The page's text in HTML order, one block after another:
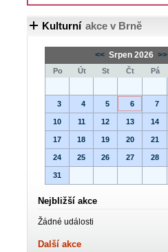
Kulturní akce v Brně
<< Srpen 2026 >>
Po Út St Čt Pá
3 4 5 6 7
10 11 12 13 14
17 18 19 20 21
24 25 26 27 28
31
Nejbližší akce
Žádné události
Další akce